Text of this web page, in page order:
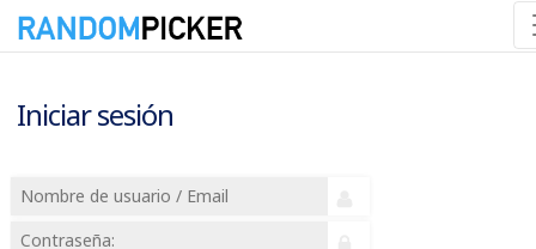
Iniciar sesión